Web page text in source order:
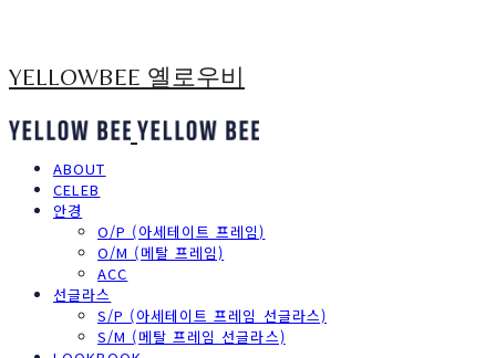
YELLOWBEE 옐로우비
ABOUT
CELEB
안경
O/P (아세테이트 프레임)
O/M (메탈 프레임)
ACC
선글라스
S/P (아세테이트 프레임 선글라스)
S/M (메탈 프레임 선글라스)